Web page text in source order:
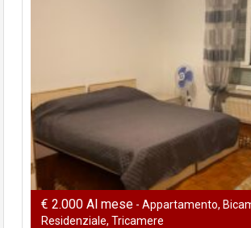
€ 2.000 Al mese - Appartamento,
Residenziale, Tricamere